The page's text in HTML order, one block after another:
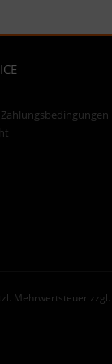
Mehrwertsteuer zzgl.